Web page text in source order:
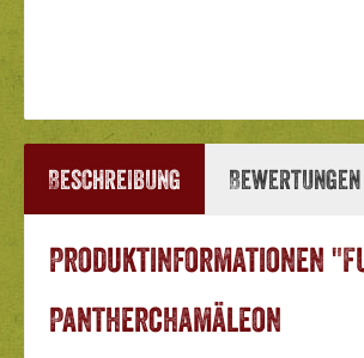
Beschreibung Bewertungen
Produktinformationen
Pantherchamäleon